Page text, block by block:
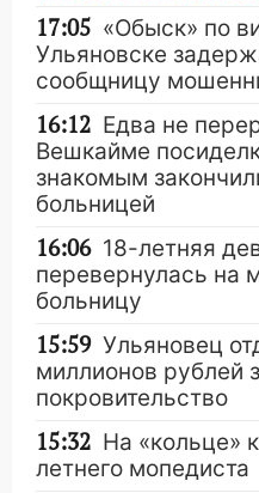
17:05 «Обыск» по
Ульяновске
сообщницу
16:12 Едва не
Вешкайме
знакомым
больницей
16:06 18-летняя
перевернулась на
больницу
15:59 Ульяновец
миллионов рублей
покровительство
15:32 На «кольце»
летнего мопедиста